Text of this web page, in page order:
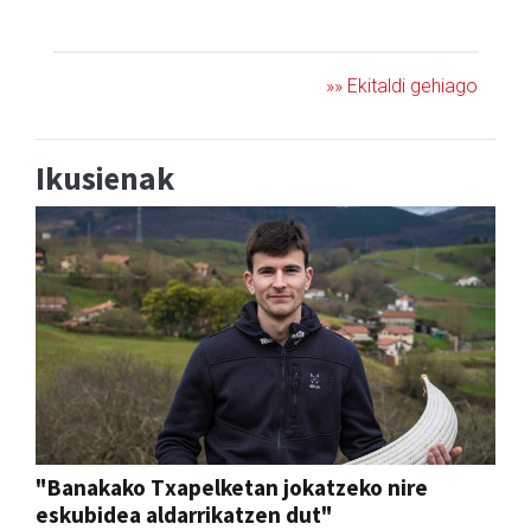
»» Ekitaldi gehiago
Ikusienak
"Banakako Txapelketan jokatzeko nire
eskubidea aldarrikatzen dut"